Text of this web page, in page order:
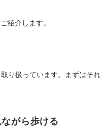
紹介します。
り扱っています。まずはそれ
がら歩ける